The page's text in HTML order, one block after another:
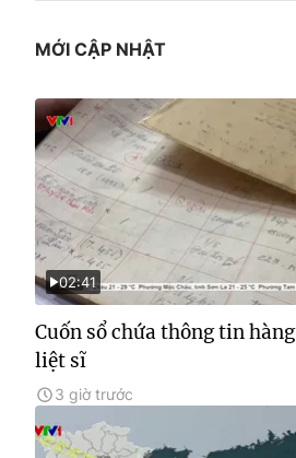
MỚI CẬP NHẬT
02:41
Cuốn sổ chứa thông tin
liệt sĩ
3 giờ trước